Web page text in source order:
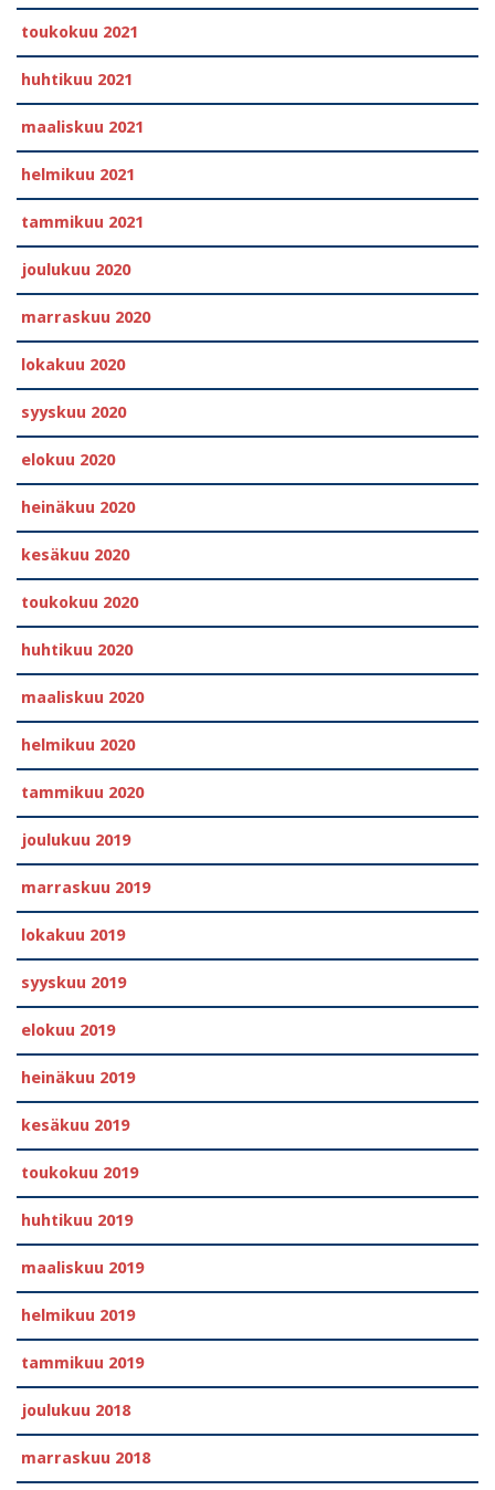
toukokuu 2021
huhtikuu 2021
maaliskuu 2021
helmikuu 2021
tammikuu 2021
joulukuu 2020
marraskuu 2020
lokakuu 2020
syyskuu 2020
elokuu 2020
heinäkuu 2020
kesäkuu 2020
toukokuu 2020
huhtikuu 2020
maaliskuu 2020
helmikuu 2020
tammikuu 2020
joulukuu 2019
marraskuu 2019
lokakuu 2019
syyskuu 2019
elokuu 2019
heinäkuu 2019
kesäkuu 2019
toukokuu 2019
huhtikuu 2019
maaliskuu 2019
helmikuu 2019
tammikuu 2019
joulukuu 2018
marraskuu 2018